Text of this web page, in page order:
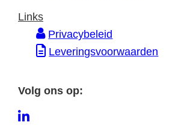
e
Links
Privacybeleid
Leveringsvoorwaarden
Volg ons op:
L